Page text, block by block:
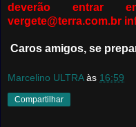
deverão entrar
vergete@terra.com.br
Caros amigos, se
Marcelino ULTRA às 16:59
Compartilhar